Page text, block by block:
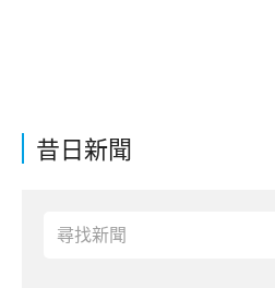
昔日新聞